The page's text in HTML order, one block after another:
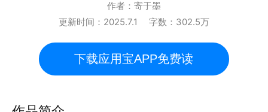
作者： 寄于墨
更新时间： 2025.7.1 字数： 302.5万
下载应用宝APP免费读